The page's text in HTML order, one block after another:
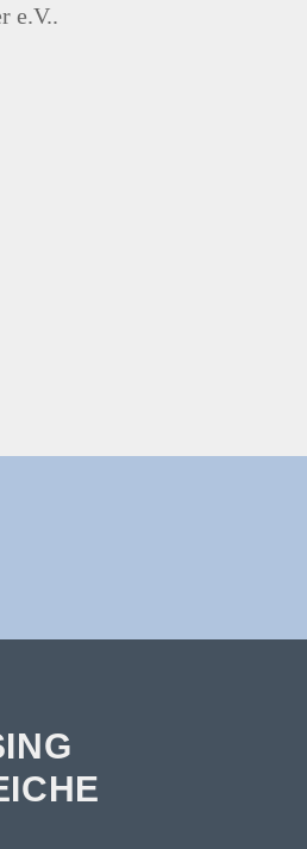
e.V..